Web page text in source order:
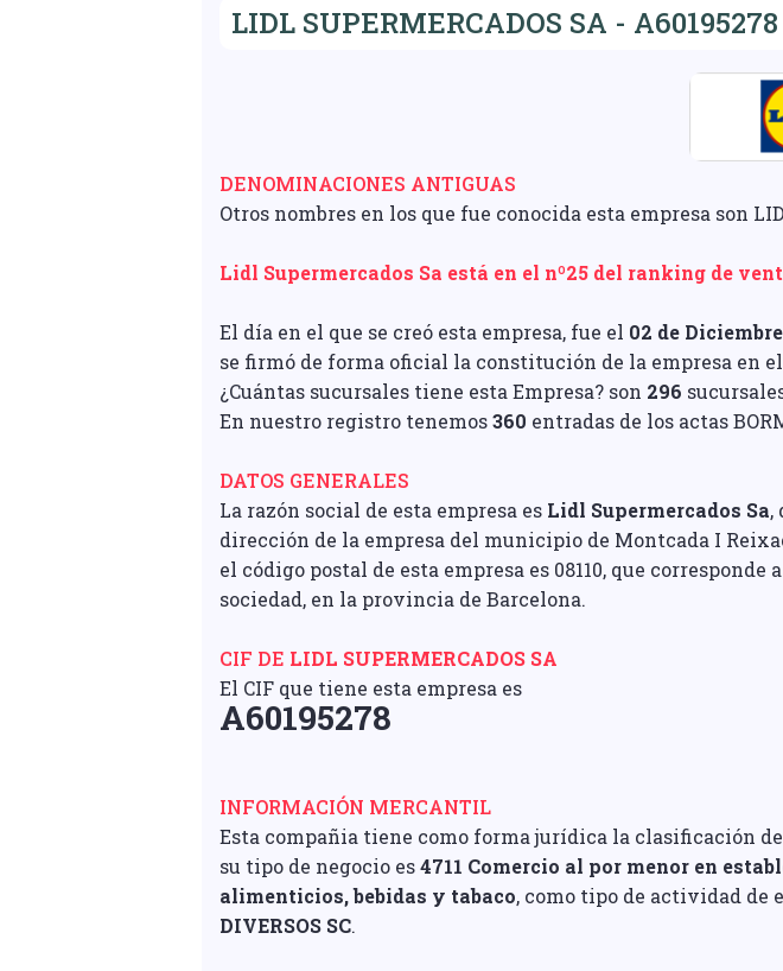
LIDL SUPERMERCADOS SA - A60195278
DENOMINACIONES ANTIGUAS
Otros nombres en los que fue conocida esta empresa son
Lidl Supermercados Sa está en el nº25 del ranking de
El día en el que se creó esta empresa, fue el 02 de
se firmó de forma oficial la constitución de la empresa en
¿Cuántas sucursales tiene esta Empresa? son 296
En nuestro registro tenemos360 entradas de los actas
DATOS GENERALES
La razón social de esta empresa es Lidl Supermercados Sa,
dirección de la empresa del municipio de Montcada I Reixac
el código postal de esta empresa es 08110, que
sociedad, en la provincia de Barcelona.
CIF DE LIDL SUPERMERCADOS SA
El CIF que tiene esta empresa es
A60195278
INFORMACIÓN MERCANTIL
Esta compañia tiene como forma jurídica la clasificación
su tipo de negocio es4711 Comercio al por menor en
alimenticios, bebidas y tabaco, como tipo de actividad de
DIVERSOS SC.